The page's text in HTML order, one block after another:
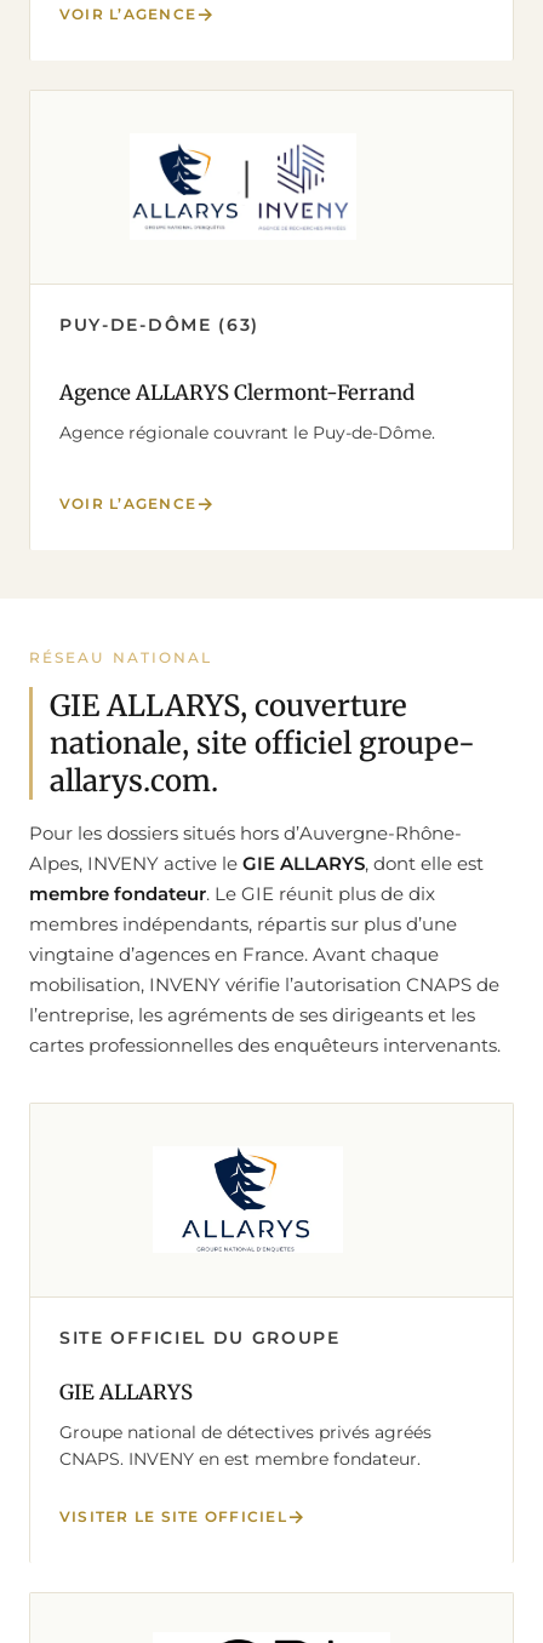
VOIR L’AGENCE
PUY-DE-DÔME (63)
Agence ALLARYS Clermont-Ferrand
Agence régionale couvrant le Puy-de-Dôme.
VOIR L’AGENCE
RÉSEAU NATIONAL
GIE ALLARYS, couverture
nationale, site officiel groupe-
allarys.com.
Pour les dossiers situés hors d’Auvergne-Rhône-
Alpes, INVENY active le GIE ALLARYS, dont elle est
membre fondateur. Le GIE réunit plus de dix
membres indépendants, répartis sur plus d’une
vingtaine d’agences en France. Avant chaque
mobilisation, INVENY vérifie l’autorisation CNAPS de
l’entreprise, les agréments de ses dirigeants et les
cartes professionnelles des enquêteurs intervenants.
SITE OFFICIEL DU GROUPE
GIE ALLARYS
Groupe national de détectives privés agréés
CNAPS. INVENY en est membre fondateur.
VISITER LE SITE OFFICIEL